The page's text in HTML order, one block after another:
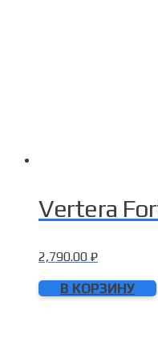
Vertera
2,790.00 ₽
В КОРЗИНУ